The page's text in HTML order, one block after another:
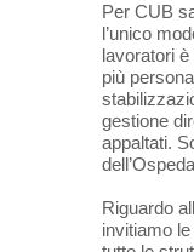
Per CUB
l’unico
lavoratori
più
gestione
appaltati.
Riguardo
invitiamo